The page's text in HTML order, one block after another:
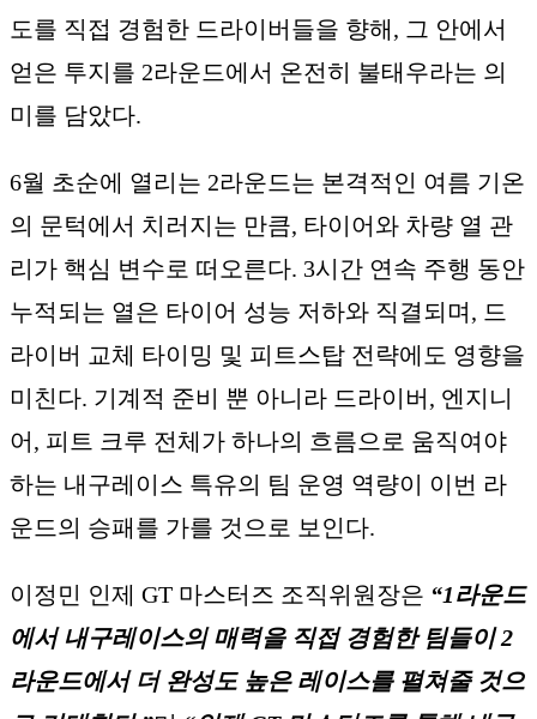
도를 직접 경험한 드라이버들을 향해, 그 안에서
얻은 투지를 2라운드에서 온전히 불태우라는 의
미를 담았다.
6월 초순에 열리는 2라운드는 본격적인 여름 기온
의 문턱에서 치러지는 만큼, 타이어와 차량 열 관
리가 핵심 변수로 떠오른다. 3시간 연속 주행 동안
누적되는 열은 타이어 성능 저하와 직결되며, 드
라이버 교체 타이밍 및 피트스탑 전략에도 영향을
미친다. 기계적 준비 뿐 아니라 드라이버, 엔지니
어, 피트 크루 전체가 하나의 흐름으로 움직여야
하는 내구레이스 특유의 팀 운영 역량이 이번 라
운드의 승패를 가를 것으로 보인다.
이정민 인제 GT 마스터즈 조직위원장은 “1라운드
에서 내구레이스의 매력을 직접 경험한 팀들이 2
라운드에서 더 완성도 높은 레이스를 펼쳐줄 것으